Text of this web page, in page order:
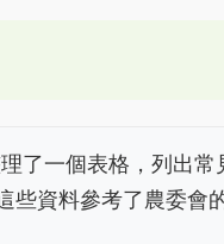
了一個表格，列出常
些資料參考了農委會